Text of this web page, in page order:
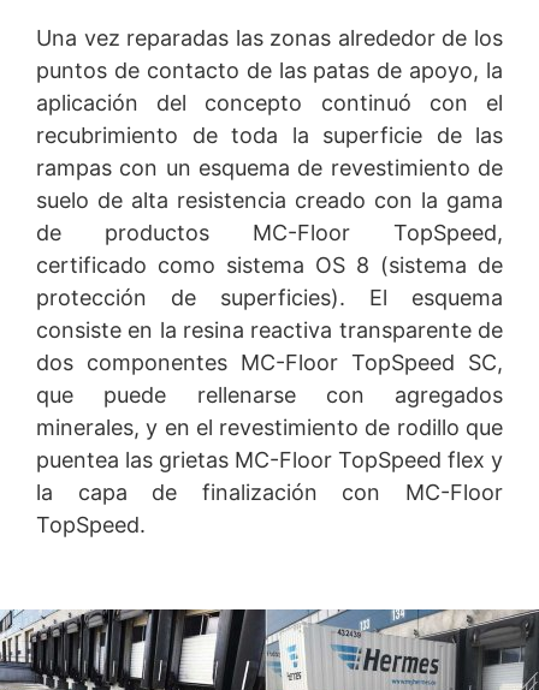
Una vez reparadas las zonas alrededor de los
puntos de contacto de las patas de apoyo, la
aplicación del concepto continuó con el
recubrimiento de toda la superficie de las
rampas con un esquema de revestimiento de
suelo de alta resistencia creado con la gama
de productos MC-Floor TopSpeed,
certificado como sistema OS 8 (sistema de
protección de superficies). El esquema
consiste en la resina reactiva transparente de
dos componentes MC-Floor TopSpeed SC,
que puede rellenarse con agregados
minerales, y en el revestimiento de rodillo que
puentea las grietas MC-Floor TopSpeed flex y
la capa de finalización con MC-Floor
TopSpeed.